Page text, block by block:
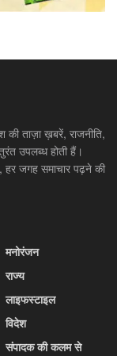
ताज़ा ख़बरें, राजनीति,
उपलब्ध होती हैं।
जगह समाचार पढ़ने की
मनोरंजन
राज्य
लाइफस्टाइल
विदेश
संपादक की कलम से